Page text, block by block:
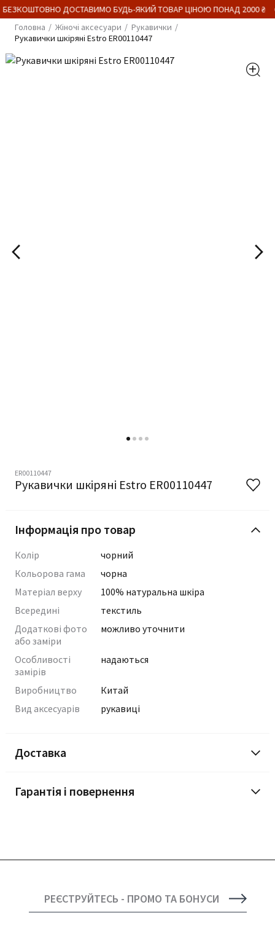
ДОСТАВИМО БУДЬ-ЯКИЙ ТОВАР ЦІНОЮ ПОНАД 2000 ₴
Головна
Жіночі аксесуари
Рукавички
Рукавички шкіряні Estro ER00110447
ER00110447
Рукавички шкіряні Estro ER00110447
Інформація про товар
Колір
чорний
Кольорова гама
чорна
Матеріал верху
100% натуральна шкіра
Всередині
текстиль
Додаткові фото
або заміри
можливо уточнити
Особливості
замірів
надаються
Виробництво
Китай
Вид аксесуарів
рукавиці
Доставка
Гарантія і повернення
РЕЄСТРУЙТЕСЬ - ПРОМО ТА БОНУСИ